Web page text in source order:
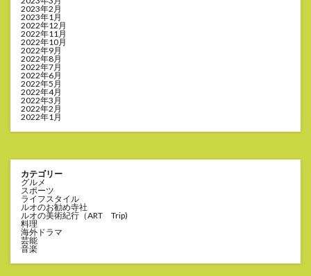
2023年2月
2023年1月
2022年12月
2022年11月
2022年10月
2022年9月
2022年8月
2022年7月
2022年6月
2022年5月
2022年4月
2022年3月
2022年2月
2022年1月
カテゴリー
グルメ
スポーツ
ライフスタイル
ルオのお勧め寺社
ルオの美術紀行（ART Trip)
料理
海外ドラマ
芸能
音楽